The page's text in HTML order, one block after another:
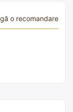
o recomandare